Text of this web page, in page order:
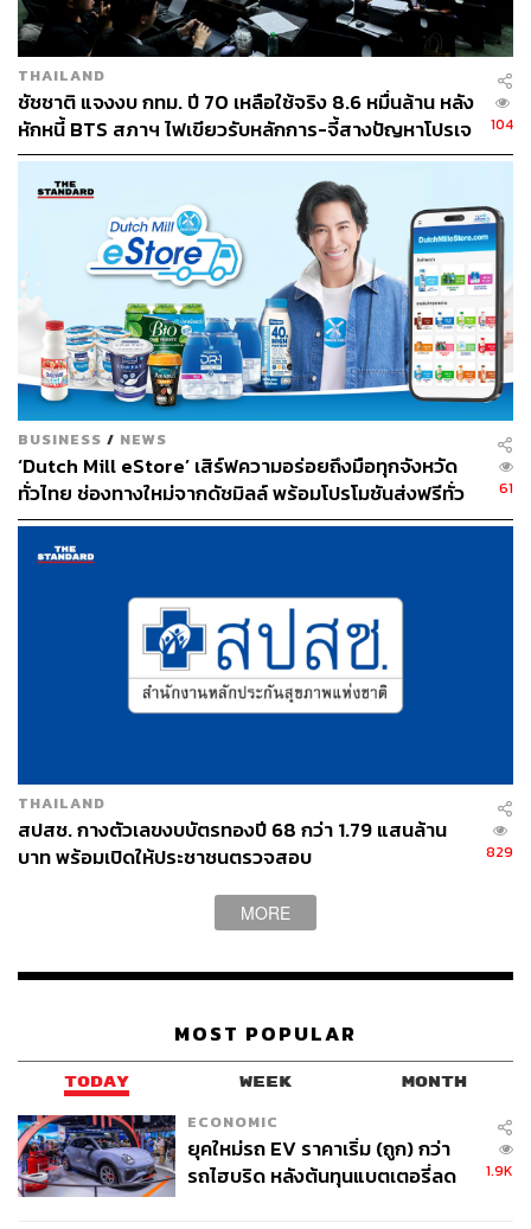
THAILAND
ชัชชาติ แจงงบ กทม. ปี 70 เหลือใช้จริง 8.6 หมื่นล้าน หลัง
หักหนี้ BTS สภาฯ ไฟเขียวรับหลักการ-จี้สางปัญหาโปรเจ
กต์ล่าช้า
104
BUSINESS / NEWS
‘Dutch Mill eStore’ เสิร์ฟความอร่อยถึงมือทุกจังหวัด
ทั่วไทย ช่องทางใหม่จากดัชมิลล์ พร้อมโปรโมชันส่งฟรีทั่ว
ประเทศ ส่งไว สั่งก่อนเที่ยง ได้ของวันถัดไป ส่งสินค้าแบบ
เย็นตรงจากโรงงาน [ADVERTORIAL]
61
THAILAND
สปสช. กางตัวเลขงบบัตรทองปี 68 กว่า 1.79 แสนล้าน
บาท พร้อมเปิดให้ประชาชนตรวจสอบ
829
MORE
MOST POPULAR
TODAY WEEK MONTH
ECONOMIC
ยุคใหม่รถ EV ราคาเริ่ม (ถูก) กว่า
รถไฮบริด หลังต้นทุนแบตเตอรี่ลด
1.9K